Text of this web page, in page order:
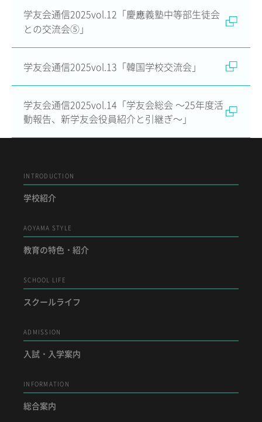
ENGLISHページ
個人情報保護への取り組み
採用情報
学友会通信2025vol.12「慶應義塾中等部生徒会
との交流会⑤」
学友会通信2025vol.13「韓国学校交流会」
学友会通信2025vol.14「学友会総会 ～25年度活
動報告、新学友会役員紹介と引継ぎ～」
INTRODUCTION
学校紹介
AOYAMA STYLE
教育の特色・紹介
SCHOOL LIFE
スクールライフ
ADMISSION
入試・入学案内
INFORMATION
総合案内